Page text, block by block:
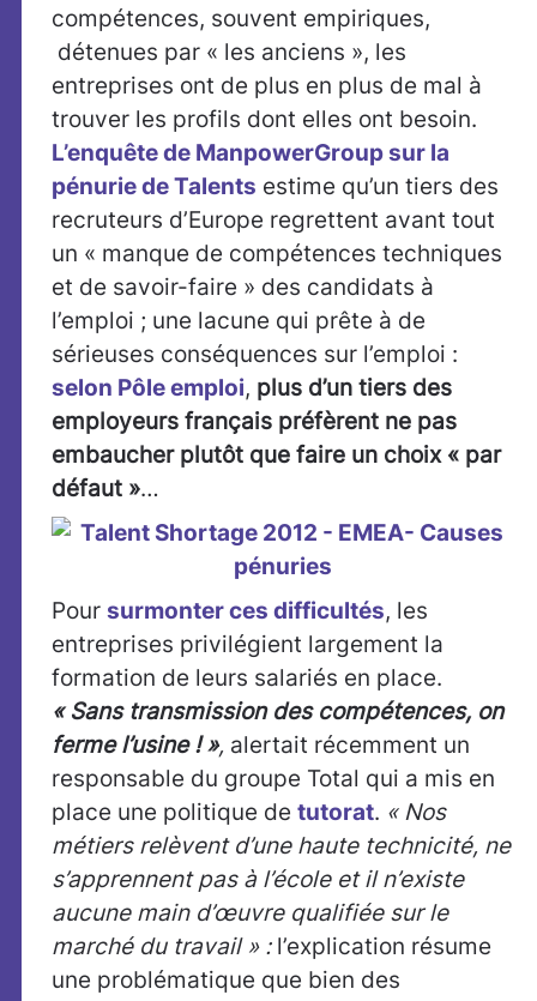
compétences, souvent empiriques,
détenues par « les anciens », les
entreprises ont de plus en plus de mal à
trouver les profils dont elles ont besoin.
L’enquête de ManpowerGroup sur la
pénurie de Talents estime qu’un tiers des
recruteurs d’Europe regrettent avant tout
un « manque de compétences techniques
et de savoir-faire » des candidats à
l’emploi ; une lacune qui prête à de
sérieuses conséquences sur l’emploi :
selon Pôle emploi, plus d’un tiers des
employeurs français préfèrent ne pas
embaucher plutôt que faire un choix « par
défaut »…
Pour surmonter ces difficultés, les
entreprises privilégient largement la
formation de leurs salariés en place.
« Sans transmission des compétences, on
ferme l’usine ! », alertait récemment un
responsable du groupe Total qui a mis en
place une politique de tutorat. « Nos
métiers relèvent d’une haute technicité, ne
s’apprennent pas à l’école et il n’existe
aucune main d’œuvre qualifiée sur le
marché du travail » : l’explication résume
une problématique que bien des